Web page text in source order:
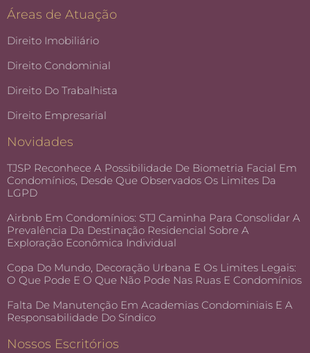
Áreas de Atuação
Direito Imobiliário
Direito Condominial
Direito Do Trabalhista
Direito Empresarial
Novidades
TJSP Reconhece A Possibilidade De Biometria Facial Em
Condomínios, Desde Que Observados Os Limites Da
LGPD
Airbnb Em Condomínios: STJ Caminha Para Consolidar A
Prevalência Da Destinação Residencial Sobre A
Exploração Econômica Individual
Copa Do Mundo, Decoração Urbana E Os Limites Legais:
O Que Pode E O Que Não Pode Nas Ruas E Condomínios
Falta De Manutenção Em Academias Condominiais E A
Responsabilidade Do Síndico
Nossos Escritórios